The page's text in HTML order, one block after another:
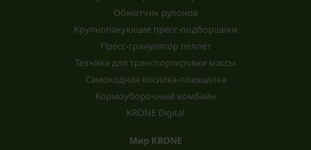
Обмотчик рулонов
Крупнопакующие пресс-подборщики
Пресс-гранулятор пеллет
Техника для транспортировки массы
Самоходная косилка-плющилка
Кормоуборочный комбайн
KRONE Digital
Мир KRONE